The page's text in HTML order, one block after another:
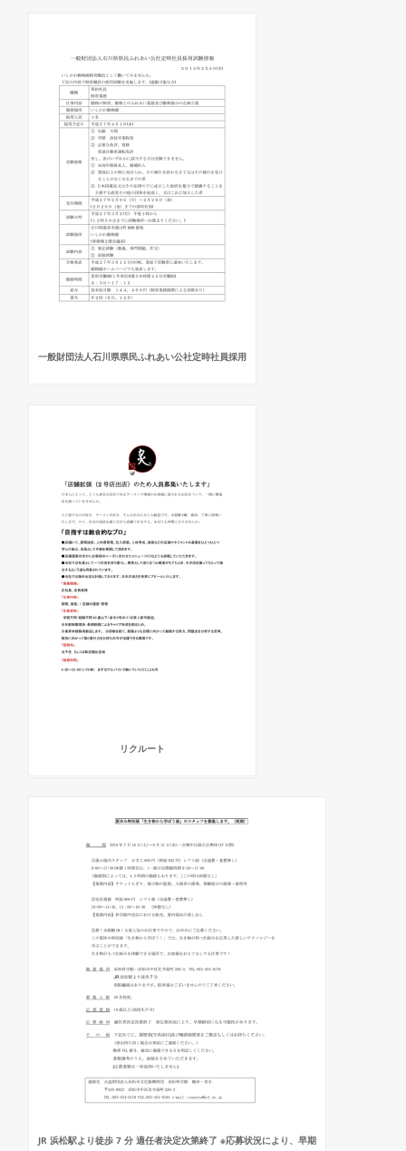
一般財団法人石川県県民ふれあい公社定時社員採用
リクルート
JR 浜松駅より徒歩 7 分 適任者決定次第終了 ※応募状況により、早期